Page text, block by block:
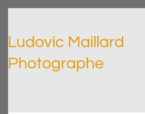
Ludovic Maillard
Photographe